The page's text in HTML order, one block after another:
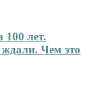
100 лет.
Чем это